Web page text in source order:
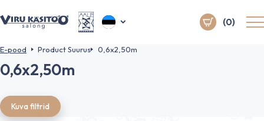
(0)
E-pood Product Suurus 0,6x2,50m
0,6x2,50m
Kuva filtrid